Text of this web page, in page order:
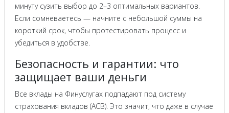
минуту сузить выбор до 2–3 оптимальных вариантов.
Если сомневаетесь — начните с небольшой суммы на
короткий срок, чтобы протестировать процесс и
убедиться в удобстве.
Безопасность и гарантии: что
защищает ваши деньги
Все вклады на Финуслугах подпадают под систему
страхования вкладов (АСВ). Это значит, что даже в случае